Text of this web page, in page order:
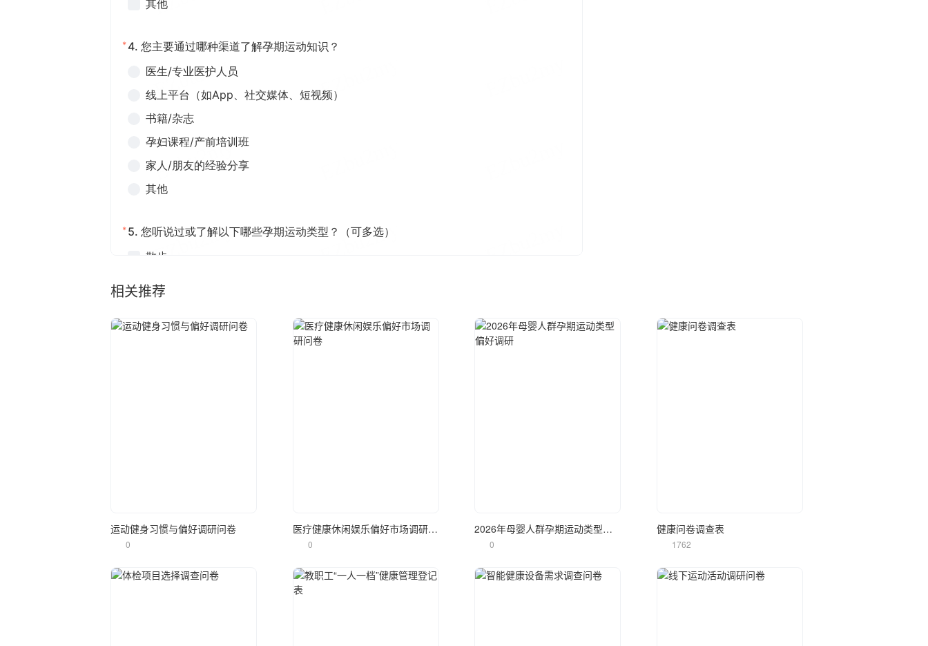
相关推荐
运动健身习惯与偏好调研问卷
0
医疗健康休闲娱乐偏好市场调研问卷
0
2026年母婴人群孕期运动类型偏好调研
0
健康问卷调查表
1762